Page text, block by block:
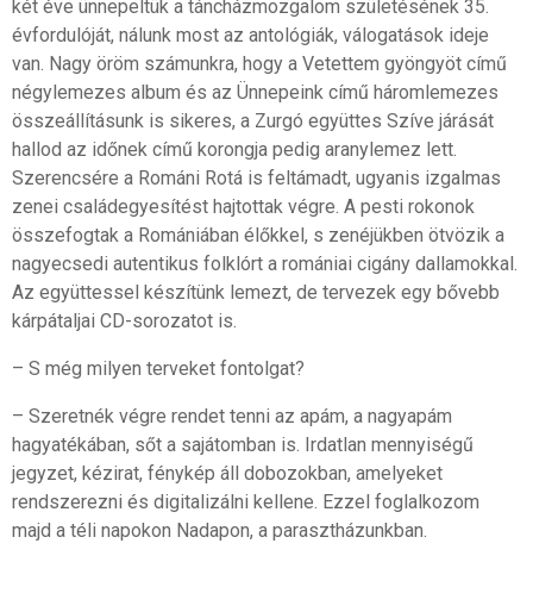
két éve ünnepeltük a táncházmozgalom születésének 35.
évfordulóját, nálunk most az antológiák, válogatások ideje
van. Nagy öröm számunkra, hogy a Vetettem gyöngyöt című
négylemezes album és az Ünnepeink című háromlemezes
összeállításunk is sikeres, a Zurgó együttes Szíve járását
hallod az időnek című korongja pedig aranylemez lett.
Szerencsére a Románi Rotá is feltámadt, ugyanis izgalmas
zenei családegyesítést hajtottak végre. A pesti rokonok
összefogtak a Romániában élőkkel, s zenéjükben ötvözik a
nagyecsedi autentikus folklórt a romániai cigány dallamokkal.
Az együttessel készítünk lemezt, de tervezek egy bővebb
kárpátaljai CD-sorozatot is.
– S még milyen terveket fontolgat?
– Szeretnék végre rendet tenni az apám, a nagyapám
hagyatékában, sőt a sajátomban is. Irdatlan mennyiségű
jegyzet, kézirat, fénykép áll dobozokban, amelyeket
rendszerezni és digitalizálni kellene. Ezzel foglalkozom
majd a téli napokon Nadapon, a parasztházunkban.